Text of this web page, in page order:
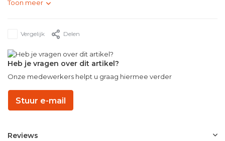
Toon meer
Vergelijk Delen
Heb je vragen over dit artikel?
Onze medewerkers helpt u graag hiermee verder
Stuur e-mail
Reviews